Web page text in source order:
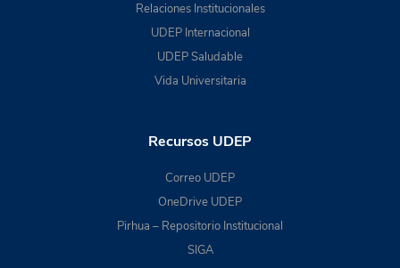
Relaciones Institucionales
UDEP Internacional
UDEP Saludable
Vida Universitaria
Recursos UDEP
Correo UDEP
OneDrive UDEP
Pirhua – Repositorio Institucional
SIGA